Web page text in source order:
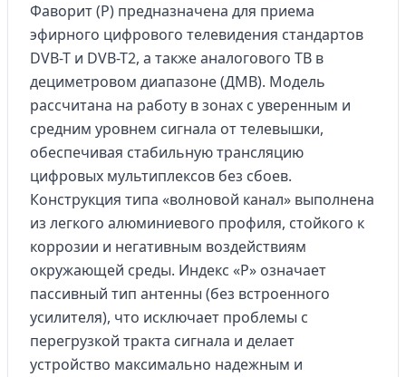
Фаворит (Р) предназначена для приема
эфирного цифрового телевидения стандартов
DVB-T и DVB-T2, а также аналогового ТВ в
дециметровом диапазоне (ДМВ). Модель
рассчитана на работу в зонах с уверенным и
средним уровнем сигнала от телевышки,
обеспечивая стабильную трансляцию
цифровых мультиплексов без сбоев.
Конструкция типа «волновой канал» выполнена
из легкого алюминиевого профиля, стойкого к
коррозии и негативным воздействиям
окружающей среды. Индекс «Р» означает
пассивный тип антенны (без встроенного
усилителя), что исключает проблемы с
перегрузкой тракта сигнала и делает
устройство максимально надежным и